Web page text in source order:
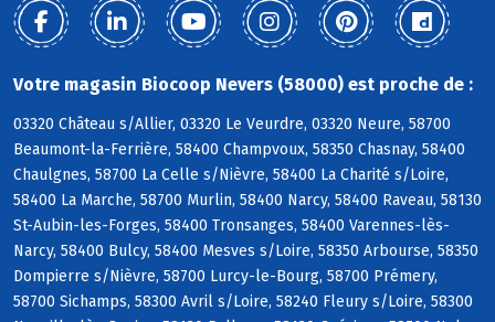
Votre magasin Biocoop Nevers (58000) est proche de :
03320 Château s/Allier, 03320 Le Veurdre, 03320 Neure, 58700
Beaumont-la-Ferrière, 58400 Champvoux, 58350 Chasnay, 58400
Chaulgnes, 58700 La Celle s/Nièvre, 58400 La Charité s/Loire,
58400 La Marche, 58700 Murlin, 58400 Narcy, 58400 Raveau, 58130
St-Aubin-les-Forges, 58400 Tronsanges, 58400 Varennes-lès-
Narcy, 58400 Bulcy, 58400 Mesves s/Loire, 58350 Arbourse, 58350
Dompierre s/Nièvre, 58700 Lurcy-le-Bourg, 58700 Prémery,
58700 Sichamps, 58300 Avril s/Loire, 58240 Fleury s/Loire, 58300